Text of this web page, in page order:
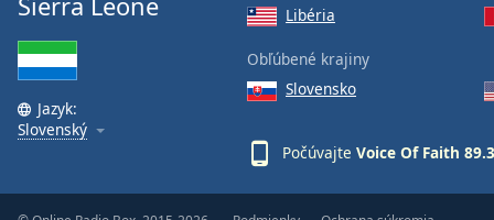
dialog
window.
Escape
will
and
Jazyk:
Slovenský
Libéria
Obľúbené krajiny
Slovensko
Počúvajte Voice Of Faith